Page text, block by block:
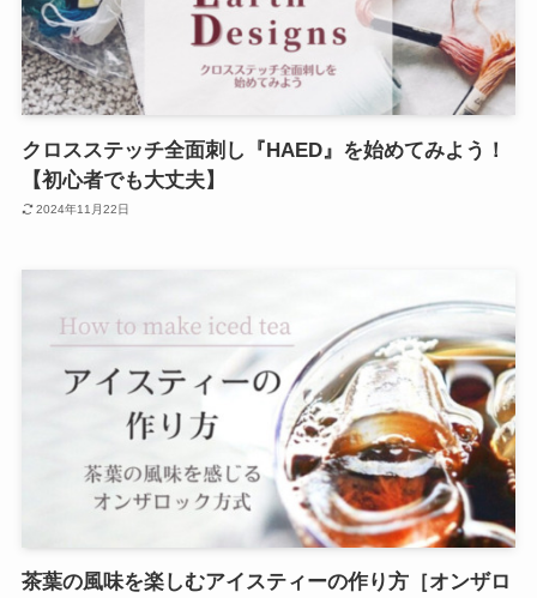
クロスステッチ全面刺し『HAED』を始めてみよう！
【初心者でも大丈夫】
2024年11月22日
茶葉の風味を楽しむアイスティーの作り方［オンザロ